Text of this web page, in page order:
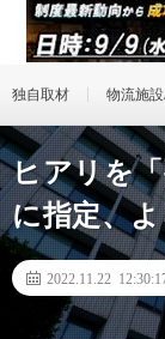
独自取材 物流施
ヒアリを「
に指定、
2022.11.22